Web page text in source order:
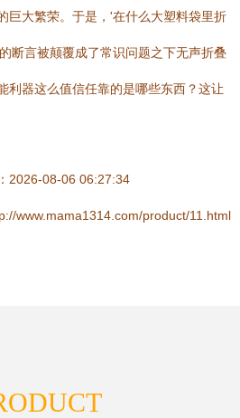
大繁荣。于是，'在什么大塑料袋里折
断言被颠覆成了常识问题之下无声折叠
器这么值信任靠的是哪些东西？这让
2026-08-06 06:27:34
www.mama1314.com/product/11.html